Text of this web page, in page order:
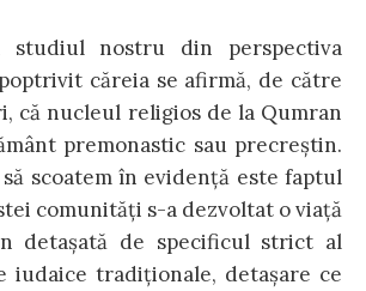
studiul nostru din perspectiva
căreia se afirmă, de către
că nucleul religios de la Qumran
premonastic sau precreştin.
scoatem în evidenţă este faptul
comunităţi s-a dezvoltat o viaţă
detaşată de specificul strict al
iudaice tradiţionale, detaşare ce